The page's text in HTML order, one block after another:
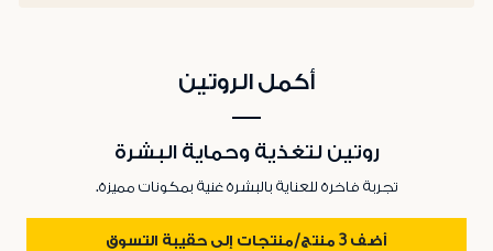
أكمل الروتين
روتين لتغذية وحماية البشرة
تجربة فاخرة للعناية بالبشرة غنية بمكونات مميزة.
أضف 3 منتج/منتجات إلى حقيبة التسوق